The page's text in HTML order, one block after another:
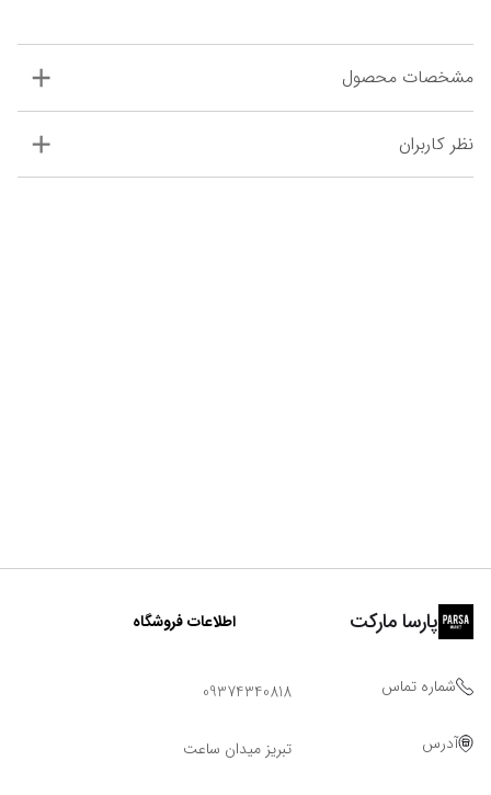
مشخصات محصول
نظر کاربران
پارسا مارکت اطلاعات فروشگاه
شماره تماس 09374340818
آدرس تبریز میدان ساعت